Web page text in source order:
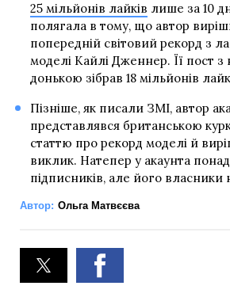
25 мільйонів лайків лише за 10
полягала в тому, що автор
попередній світовий рекорд з
моделі Кайлі Дженнер. Її пост
донькою зібрав 18 мільйонів
Пізніше, як писали ЗМІ, автор
представлявся британською
статтю про рекорд моделі й
виклик. Натепер у акаунта
підписників, але його власники
Автор: Ольга Матвєєва